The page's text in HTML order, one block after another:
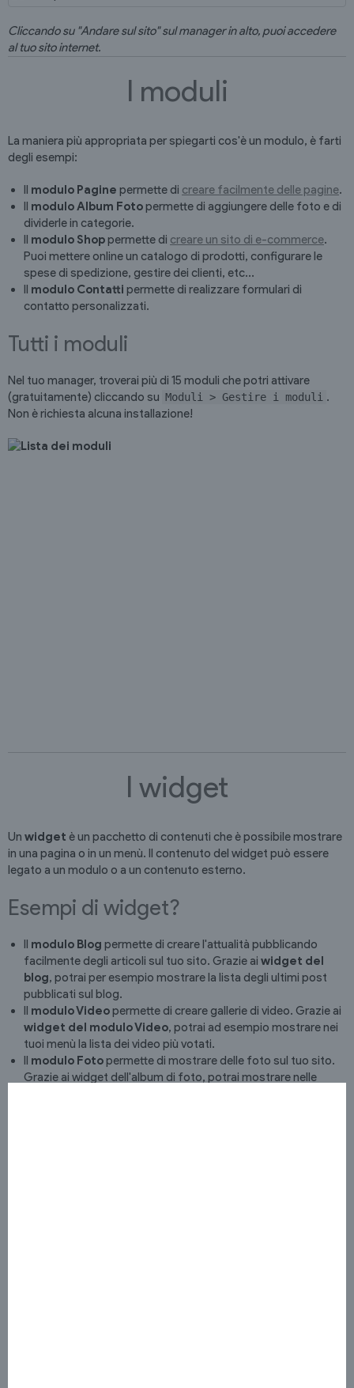
Cliccando su "Andare sul sito" sul manager in alto, puoi accedere
al tuo sito internet.
I moduli
La maniera più appropriata per spiegarti cos'è un modulo, è farti
degli esempi:
Il modulo Pagine permette di creare facilmente delle pagine.
Il modulo Album Fotopermette di aggiungere delle foto e di
dividerle in categorie.
Il modulo Shoppermette di creare un sito di e-commerce.
Puoi mettere online un catalogo di prodotti, configurare le
spese di spedizione, gestire dei clienti, etc...
Il modulo Contatti permette di realizzare formulari di
contatto personalizzati.
Tutti i moduli
Nel tuo manager, troverai più di 15 moduli che potri attivare
(gratuitamente) cliccando su Moduli > Gestire i moduli .
Non è richiesta alcuna installazione!
I widget
Un widget è un pacchetto di contenuti che è possibile mostrare
in una pagina o in un menù. Il contenuto del widget può essere
legato a un modulo o a un contenuto esterno.
Esempi di widget?
Il modulo Blog permette di creare l'attualità pubblicando
facilmente degli articoli sul tuo sito. Grazie ai widget del
blog, potrai per esempio mostrare la lista degli ultimi post
pubblicati sul blog.
Il modulo Videopermette di creare gallerie di video. Grazie ai
widget del modulo Video, potrai ad esempio mostrare nei
tuoi menù la lista dei video più votati.
Il modulo Fotopermette di mostrare delle foto sul tuo sito.
Grazie ai widget dell'album di foto, potrai mostrare nelle